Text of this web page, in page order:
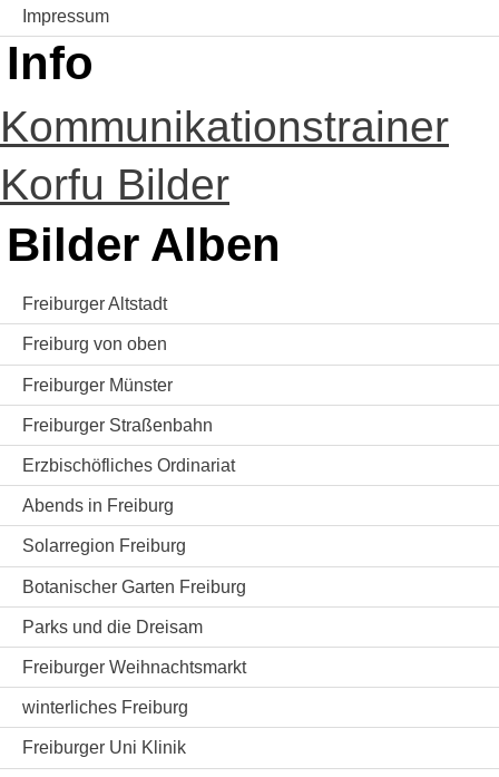
Impressum
Info
Kommunikationstrainer
Korfu Bilder
Bilder Alben
Freiburger Altstadt
Freiburg von oben
Freiburger Münster
Freiburger Straßenbahn
Erzbischöfliches Ordinariat
Abends in Freiburg
Solarregion Freiburg
Botanischer Garten Freiburg
Parks und die Dreisam
Freiburger Weihnachtsmarkt
winterliches Freiburg
Freiburger Uni Klinik